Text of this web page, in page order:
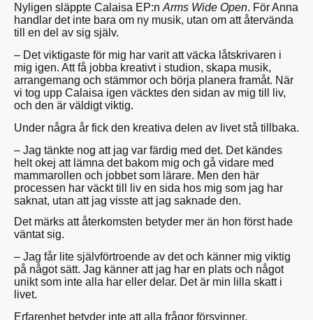
Nyligen släppte Calaisa EP:n Arms Wide Open. För Anna
handlar det inte bara om ny musik, utan om att återvända
till en del av sig själv.
– Det viktigaste för mig har varit att väcka låtskrivaren i
mig igen. Att få jobba kreativt i studion, skapa musik,
arrangemang och stämmor och börja planera framåt. När
vi tog upp Calaisa igen väcktes den sidan av mig till liv,
och den är väldigt viktig.
Under några år fick den kreativa delen av livet stå tillbaka.
– Jag tänkte nog att jag var färdig med det. Det kändes
helt okej att lämna det bakom mig och gå vidare med
mammarollen och jobbet som lärare. Men den här
processen har väckt till liv en sida hos mig som jag har
saknat, utan att jag visste att jag saknade den.
Det märks att återkomsten betyder mer än hon först hade
väntat sig.
– Jag får lite självförtroende av det och känner mig viktig
på något sätt. Jag känner att jag har en plats och något
unikt som inte alla har eller delar. Det är min lilla skatt i
livet.
Erfarenhet betyder inte att alla frågor försvinner.